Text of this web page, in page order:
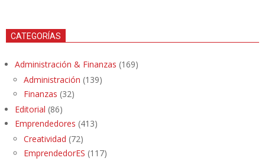
CATEGORÍAS
Administración & Finanzas (169)
Administración (139)
Finanzas (32)
Editorial (86)
Emprendedores (413)
Creatividad (72)
EmprendedorES (117)